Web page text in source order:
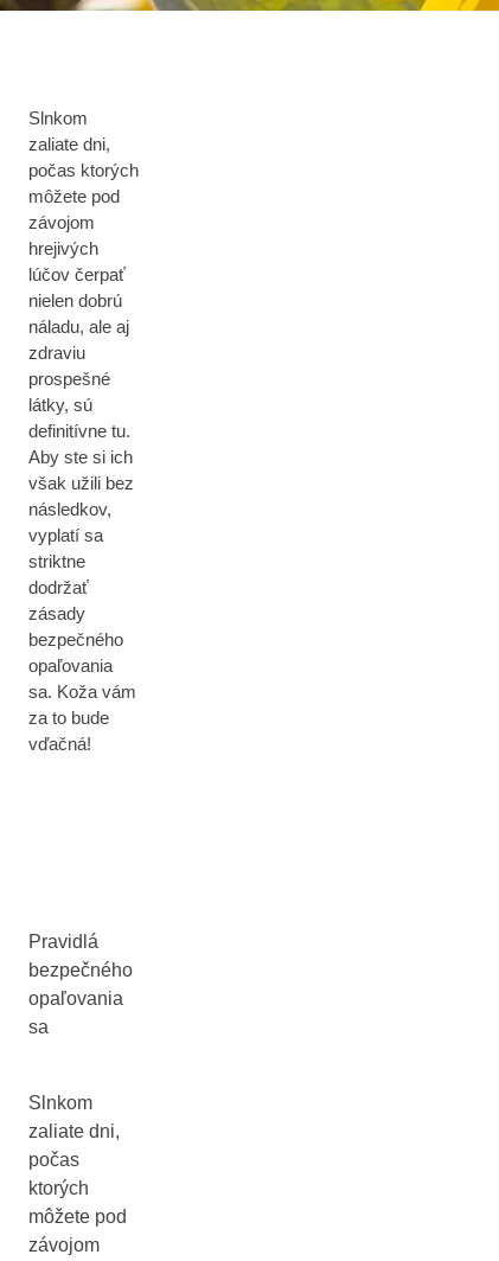
Slnkom
zaliate dni,
počas ktorých
môžete pod
závojom
hrejivých
lúčov čerpať
nielen dobrú
náladu, ale aj
zdraviu
prospešné
látky, sú
definitívne tu.
Aby ste si ich
však užili bez
následkov,
vyplatí sa
striktne
dodržať
zásady
bezpečného
opaľovania
sa. Koža vám
za to bude
vďačná!
Pravidlá
bezpečného
opaľovania
sa
Slnkom
zaliate dni,
počas
ktorých
môžete pod
závojom